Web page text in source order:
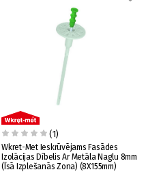
(1)
Wkret-Met Ieskrūvējams Fasādes
Izolācijas Dībelis Ar Metāla Naglu 8mm
(Īsā Izplešanās Zona) (8X155mm)